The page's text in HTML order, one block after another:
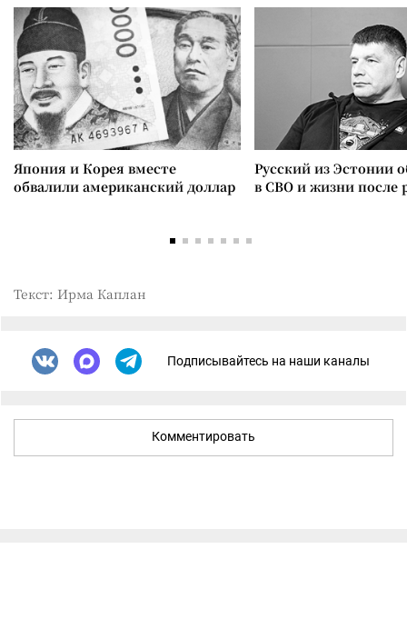
Япония и Корея вместе
обвалили американский доллар
Русский из Эстонии
в СВО и жизни после
Текст: Ирма Каплан
Подписывайтесь на наши каналы
Комментировать